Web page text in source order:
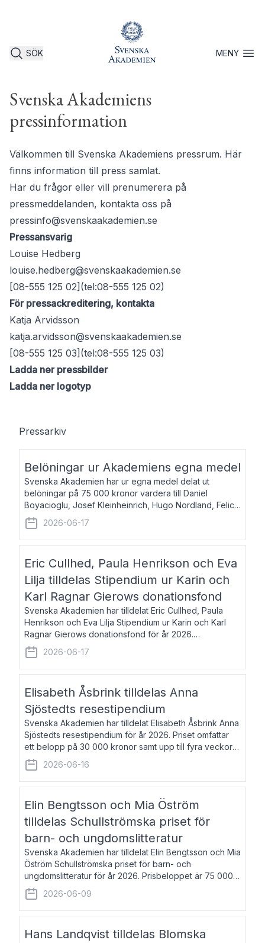
SÖK MENYÖppna
Svenska Akademiens
pressinformation
Välkommen till Svenska Akademiens pressrum. Här
finns information till press samlat.
Har du frågor eller vill prenumerera på
pressmeddelanden, kontakta oss på
pressinfo@svenskaakademien.se
Pressansvarig
Louise Hedberg
louise.hedberg@svenskaakademien.se
[08-555 125 02](tel:08-555 125 02)
För pressackreditering, kontakta
Katja Arvidsson
katja.arvidsson@svenskaakademien.se
[08-555 125 03](tel:08-555 125 03)
Ladda ner pressbilder
Ladda ner logotyp
Pressarkiv
Belöningar ur Akademiens egna medel
Svenska Akademien har ur egna medel delat ut
belöningar på 75 000 kronor vardera till Daniel
Boyacioglu, Josef Kleinheinrich, Hugo Nordland, Felicia
Stenroth och Svante Strandberg. Daniel Boyacioglu,
född 1981, är poet och scenartist. Josef
2026-06-17
Eric Cullhed, Paula Henrikson och Eva
Lilja tilldelas Stipendium ur Karin och
Karl Ragnar Gierows donationsfond
Svenska Akademien har tilldelat Eric Cullhed, Paula
Henrikson och Eva Lilja Stipendium ur Karin och Karl
Ragnar Gierows donationsfond för år 2026.
Stipendiebeloppet är på 70 000 kronor vardera. Eric
Cullhed, född 1985, är professor i grekis
2026-06-17
Elisabeth Åsbrink tilldelas Anna
Sjöstedts resestipendium
Svenska Akademien har tilldelat Elisabeth Åsbrink Anna
Sjöstedts resestipendium för år 2026. Priset omfattar
ett belopp på 30 000 kronor samt upp till fyra veckors
fri vistelse i Akademiens lägenhet i Berlin. Elisabeth
Åsbrink, född 1965 oc
2026-06-16
Elin Bengtsson och Mia Öström
tilldelas Schullströmska priset för
barn- och ungdomslitteratur
Svenska Akademien har tilldelat Elin Bengtsson och Mia
Öström Schullströmska priset för barn- och
ungdomslitteratur för år 2026. Prisbeloppet är 75 000
kronor vardera. Elin Bengtsson, född 1987, är författare
och forskare i genusvetenskap.
2026-06-09
Hans Landqvist tilldelas Blomska